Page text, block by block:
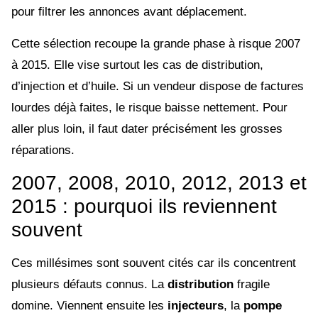
pour filtrer les annonces avant déplacement.
Cette sélection recoupe la grande phase à risque 2007
à 2015. Elle vise surtout les cas de distribution,
d’injection et d’huile. Si un vendeur dispose de factures
lourdes déjà faites, le risque baisse nettement. Pour
aller plus loin, il faut dater précisément les grosses
réparations.
2007, 2008, 2010, 2012, 2013 et
2015 : pourquoi ils reviennent
souvent
Ces millésimes sont souvent cités car ils concentrent
plusieurs défauts connus. La distribution fragile
domine. Viennent ensuite les injecteurs, la pompe